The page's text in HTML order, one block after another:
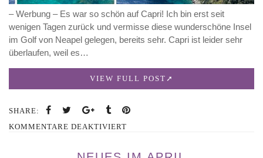
– Werbung – Es war so schön auf Capri! Ich bin erst seit
wenigen Tagen zurück und vermisse diese wunderschöne Insel
im Golf von Neapel gelegen, bereits sehr. Capri ist leider sehr
überlaufen, weil es…
VIEW FULL POST
SHARE:
KOMMENTARE DEAKTIVIERT